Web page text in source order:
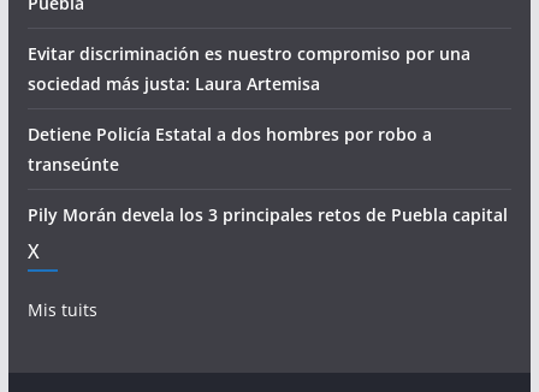
Evitar discriminación es nuestro compromiso por una
sociedad más justa: Laura Artemisa
Detiene Policía Estatal a dos hombres por robo a
transeúnte
Pily Morán devela los 3 principales retos de Puebla capital
X
Mis tuits